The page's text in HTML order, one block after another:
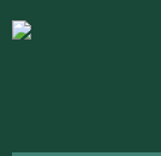
naar